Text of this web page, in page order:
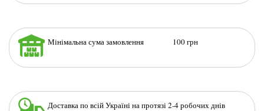
Мінімальна сума замовлення 100 грн
Доставка по всій Україні на протязі 2-4 робочих днів